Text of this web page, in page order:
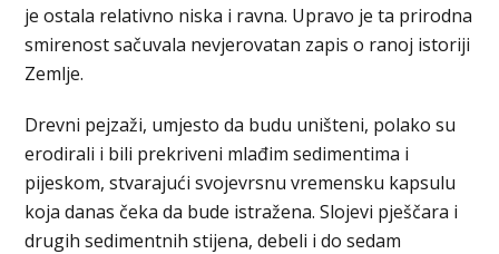
je ostala relativno niska i ravna. Upravo je ta prirodna
smirenost sačuvala nevjerovatan zapis o ranoj istoriji
Zemlje.
Drevni pejzaži, umjesto da budu uništeni, polako su
erodirali i bili prekriveni mlađim sedimentima i
pijeskom, stvarajući svojevrsnu vremensku kapsulu
koja danas čeka da bude istražena. Slojevi pješčara i
drugih sedimentnih stijena, debeli i do sedam